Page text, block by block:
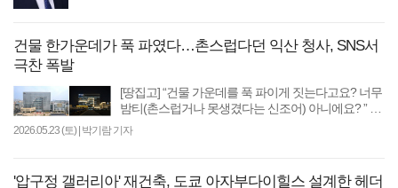
건물 한가운데가 푹 파였다…촌스럽다던 익산 청사, SNS서
극찬 폭발
[땅집고] “건물 가운데를 푹 파이게 짓는다고요? 너무
밤티(촌스럽거나 못생겼다는 신조어) 아니에요? ” 최
근 인터넷 소셜미디어(SNS)상에서 건물 중앙이 비정
형적으..
2026.05.23 (토)| 박기람 기자
'압구정 갤러리아' 재건축, 도쿄 아자부다이힐스 설계한 헤더